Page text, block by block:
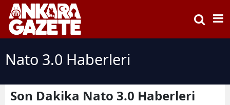
Nato 3.0 Haberleri
Son Dakika Nato 3.0 Haberleri